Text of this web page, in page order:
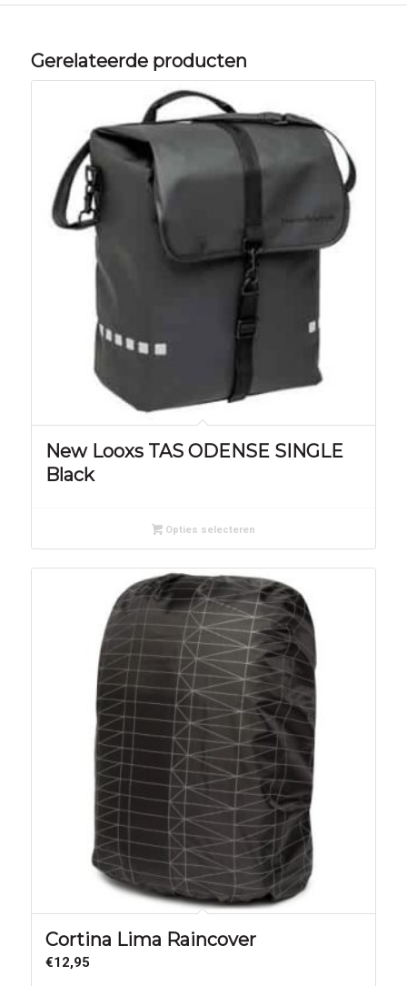
Gerelateerde producten
New Looxs TAS ODENSE SINGLE
Black
Opties selecteren
Cortina Lima Raincover
€12,95